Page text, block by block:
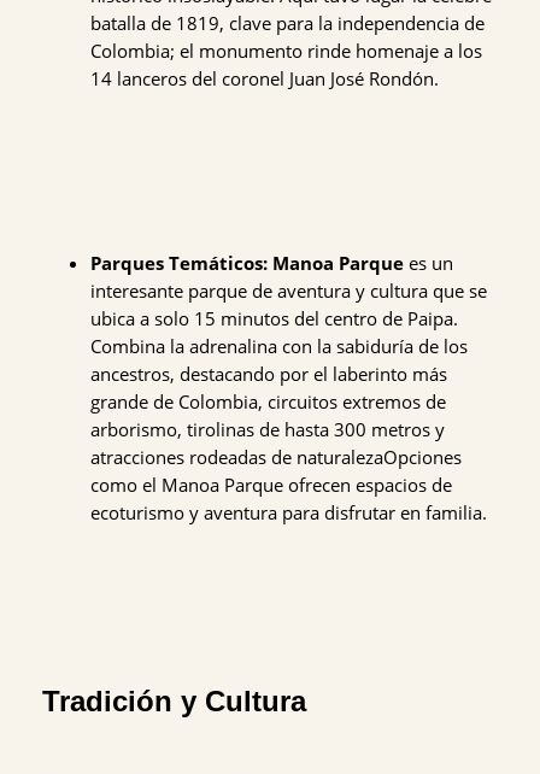
batalla de 1819, clave para la independencia de
Colombia; el monumento rinde homenaje a los
14 lanceros del coronel Juan José Rondón.
Parques Temáticos: Manoa Parquees un
interesante parque de aventura y cultura que se
ubica a solo 15 minutos del centro de Paipa.
Combina la adrenalina con la sabiduría de los
ancestros, destacando por el laberinto más
grande de Colombia, circuitos extremos de
arborismo, tirolinas de hasta 300 metros y
atracciones rodeadas de naturalezaOpciones
como el Manoa Parque ofrecen espacios de
ecoturismo y aventura para disfrutar en familia.
Tradición y Cultura